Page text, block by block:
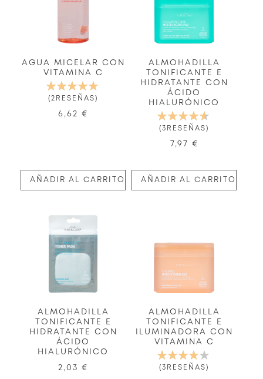
AGUA MICELAR CON
VITAMINA C
VALORACIÓN:
100%
2 RESEÑAS
6,62 €
AÑADIR AL CARRITO
ALMOHADILLA
TONIFICANTE E
HIDRATANTE CON
ÁCIDO
HIALURÓNICO
VALORACIÓN:
93%
3 RESEÑAS
7,97 €
AÑADIR AL CARRITO
ALMOHADILLA
TONIFICANTE E
HIDRATANTE CON
ÁCIDO
HIALURÓNICO
2,03 €
ALMOHADILLA
TONIFICANTE E
ILUMINADORA CON
VITAMINA C
VALORACIÓN:
80%
3 RESEÑAS